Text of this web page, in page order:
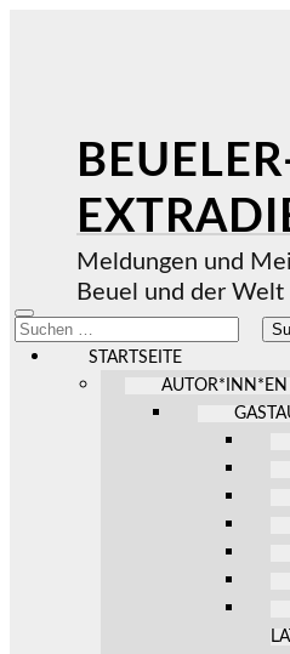
Meldungen und
Beuel und der Welt
Mobile-
Menü
ein-/ausblenden
Suchen
nach:
STARTSEITE
AUTOR*INN*EN